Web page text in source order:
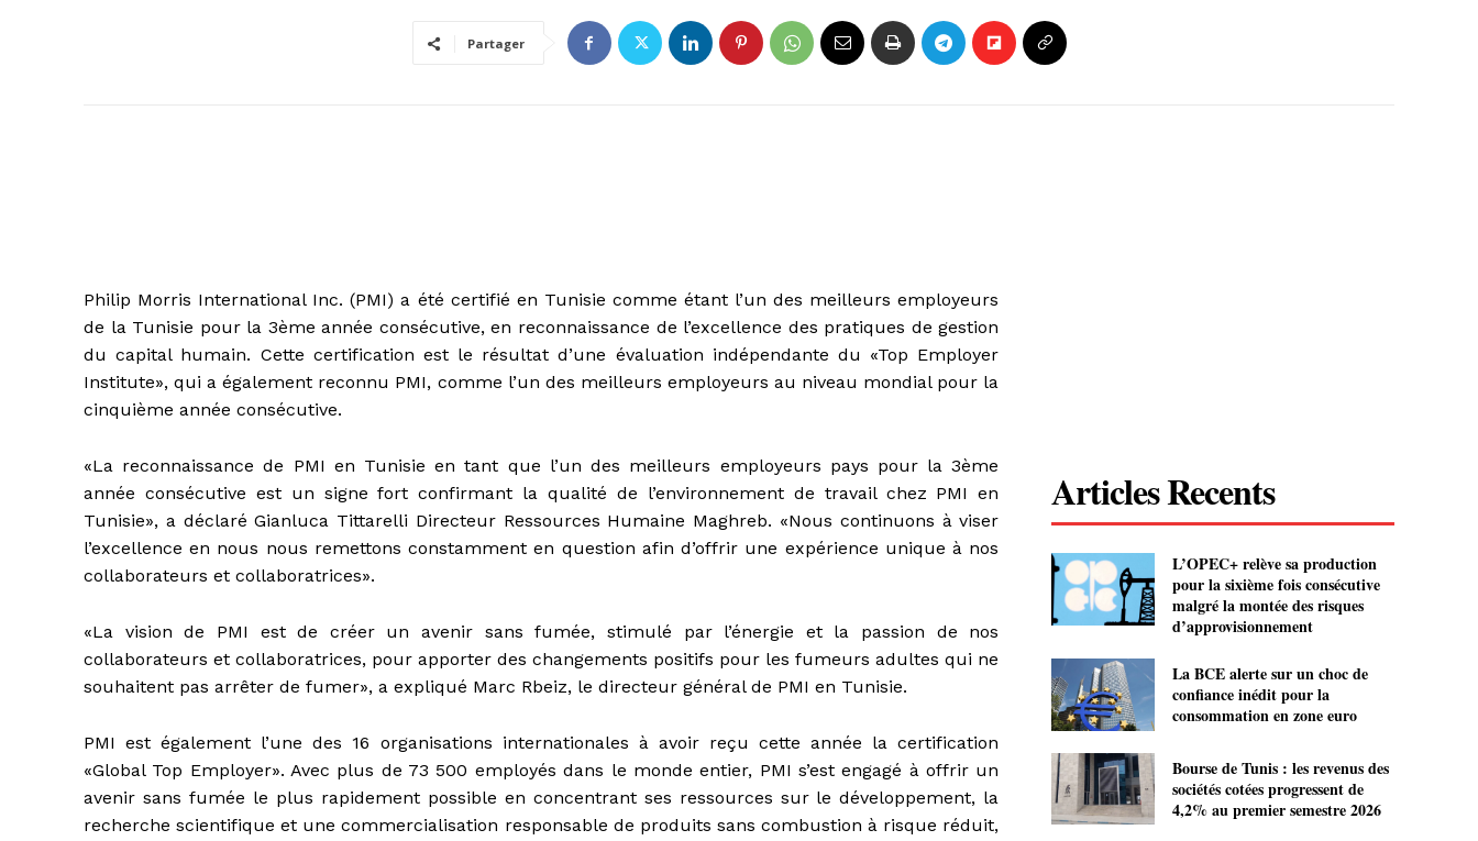
Partager
Philip Morris International Inc. (PMI) a été certifié en Tunisie comme étant l’un des meilleurs employeurs
de la Tunisie pour la 3ème année consécutive, en reconnaissance de l’excellence des pratiques de gestion
du capital humain. Cette certification est le résultat d’une évaluation indépendante du «Top Employer
Institute», qui a également reconnu PMI, comme l’un des meilleurs employeurs au niveau mondial pour la
cinquième année consécutive.
«La reconnaissance de PMI en Tunisie en tant que l’un des meilleurs employeurs pays pour la 3ème
année consécutive est un signe fort confirmant la qualité de l’environnement de travail chez PMI en
Tunisie», a déclaré Gianluca Tittarelli Directeur Ressources Humaine Maghreb. «Nous continuons à viser
l’excellence en nous nous remettons constamment en question afin d’offrir une expérience unique à nos
collaborateurs et collaboratrices».
«La vision de PMI est de créer un avenir sans fumée, stimulé par l’énergie et la passion de nos
collaborateurs et collaboratrices, pour apporter des changements positifs pour les fumeurs adultes qui ne
souhaitent pas arrêter de fumer», a expliqué Marc Rbeiz, le directeur général de PMI en Tunisie.
PMI est également l’une des 16 organisations internationales à avoir reçu cette année la certification
«Global Top Employer». Avec plus de 73 500 employés dans le monde entier, PMI s’est engagé à offrir un
avenir sans fumée le plus rapidement possible en concentrant ses ressources sur le développement, la
recherche scientifique et une commercialisation responsable de produits sans combustion à risque réduit,
Articles Recents
L’OPEC+ relève sa production
pour la sixième fois consécutive
malgré la montée des risques
d’approvisionnement
La BCE alerte sur un choc de
confiance inédit pour la
consommation en zone euro
Bourse de Tunis : les revenus des
sociétés cotées progressent de
4,2% au premier semestre 2026